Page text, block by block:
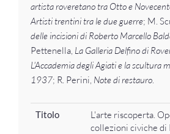
artista roveretano tra Otto e
Artisti trentini tra le due guerre; M.
delle incisioni di Roberto Marcello
Pettenella, La Galleria Delfino di
L'Accademia degli Agiati e la scultura
1937; R. Perini, Note di restauro.
Titolo
L'arte riscoperta.
collezioni civiche di